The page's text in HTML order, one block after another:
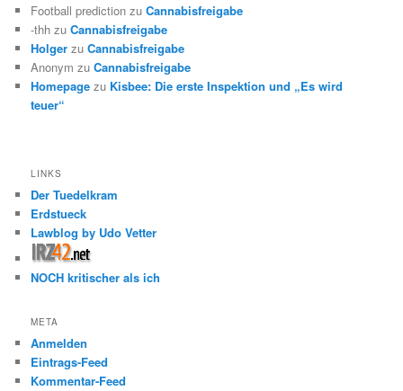
Football prediction zuCannabisfreigabe
-thh zuCannabisfreigabe
Holger zuCannabisfreigabe
Anonym zuCannabisfreigabe
Homepage zu Kisbee: Die erste Inspektion und „Es wird
teuer“
LINKS
Der Tuedelkram
Erdstueck
Lawblog by Udo Vetter
NOCH kritischer als ich
META
Anmelden
Eintrags-Feed
Kommentar-Feed